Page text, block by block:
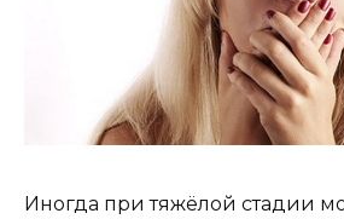
Иногда при тяжёлой стадии